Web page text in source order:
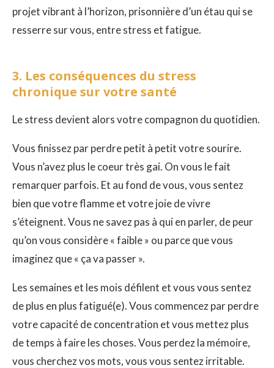
projet vibrant à l’horizon, prisonnière d’un étau qui se
resserre sur vous, entre stress et fatigue.
3. Les conséquences du stress
chronique sur votre santé
Le stress devient alors votre compagnon du quotidien.
Vous finissez par perdre petit à petit votre sourire.
Vous n’avez plus le coeur très gai. On vous le fait
remarquer parfois. Et au fond de vous, vous sentez
bien que votre flamme et votre joie de vivre
s’éteignent. Vous ne savez pas à qui en parler, de peur
qu’on vous considère « faible » ou parce que vous
imaginez que « ça va passer ».
Les semaines et les mois défilent et vous vous sentez
de plus en plus fatigué(e). Vous commencez par perdre
votre capacité de concentration et vous mettez plus
de temps à faire les choses. Vous perdez la mémoire,
vous cherchez vos mots, vous vous sentez irritable.